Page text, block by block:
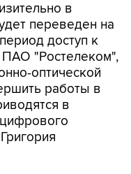
в
переведен на
доступ к
ПАО "Ростелеком",
оптической
работы в
в